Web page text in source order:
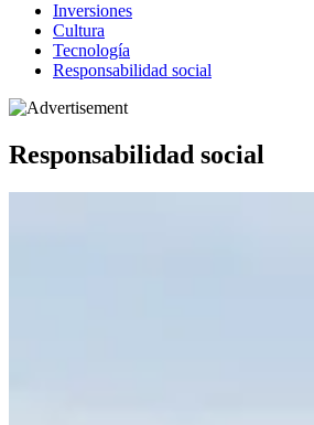
Inversiones
Cultura
Tecnología
Responsabilidad social
Responsabilidad social